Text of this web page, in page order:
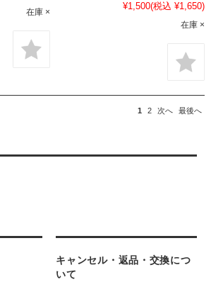
在庫 ×
¥1,500(税込 ¥1,650)
在庫 ×
1 2 次へ 最後へ
キャンセル・返品・交換につ
いて